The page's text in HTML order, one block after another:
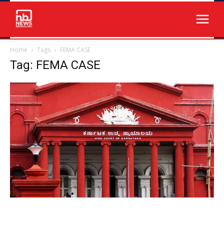
Home Tags FEMA CASE
Tag: FEMA CASE